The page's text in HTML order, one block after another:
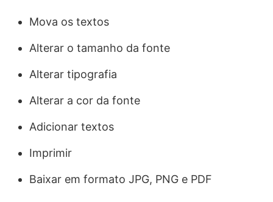
Mova os textos
Alterar o tamanho da fonte
Alterar tipografia
Alterar a cor da fonte
Adicionar textos
Imprimir
Baixar em formato JPG, PNG e PDF